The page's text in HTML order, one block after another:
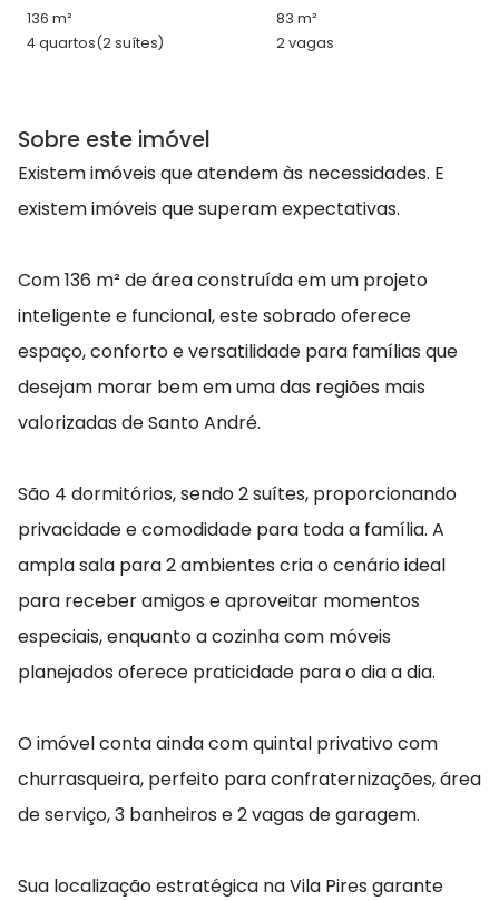
136 m²
83 m²
4 quartos(2 suítes) 2 vagas
Sobre este imóvel
Existem imóveis que atendem às necessidades. E
existem imóveis que superam expectativas.
Com 136 m² de área construída em um projeto
inteligente e funcional, este sobrado oferece
espaço, conforto e versatilidade para famílias que
desejam morar bem em uma das regiões mais
valorizadas de Santo André.
São 4 dormitórios, sendo 2 suítes, proporcionando
privacidade e comodidade para toda a família. A
ampla sala para 2 ambientes cria o cenário ideal
para receber amigos e aproveitar momentos
especiais, enquanto a cozinha com móveis
planejados oferece praticidade para o dia a dia.
O imóvel conta ainda com quintal privativo com
churrasqueira, perfeito para confraternizações, área
de serviço, 3 banheiros e 2 vagas de garagem.
Sua localização estratégica na Vila Pires garante